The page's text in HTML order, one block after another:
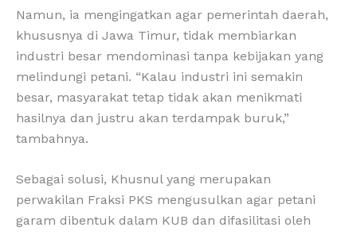
Namun, ia mengingatkan agar pemerintah daerah,
khususnya di Jawa Timur, tidak membiarkan
industri besar mendominasi tanpa kebijakan yang
melindungi petani. “Kalau industri ini semakin
besar, masyarakat tetap tidak akan menikmati
hasilnya dan justru akan terdampak buruk,”
tambahnya.
Sebagai solusi, Khusnul yang merupakan
perwakilan Fraksi PKS mengusulkan agar petani
garam dibentuk dalam KUB dan difasilitasi oleh